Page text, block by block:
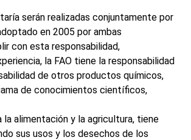
serán realizadas conjuntamente por
en 2005 por ambas
con esta responsabilidad,
la FAO tiene la responsabilidad
de otros productos químicos,
de conocimientos científicos,
la alimentación y la agricultura, tiene
sus usos y los desechos de los